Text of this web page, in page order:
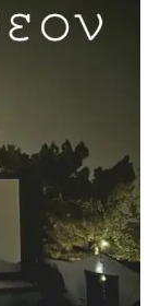
Τρεις Απειλές
Ευρώπης»
«Τυφλοί
την Τέχνη»
στο Ευρωπαϊκό
πολλά
την Αγγλία, τη